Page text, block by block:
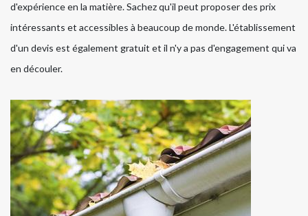
d'expérience en la matière. Sachez qu'il peut proposer des prix
intéressants et accessibles à beaucoup de monde. L'établissement
d'un devis est également gratuit et il n'y a pas d'engagement qui va
en découler.